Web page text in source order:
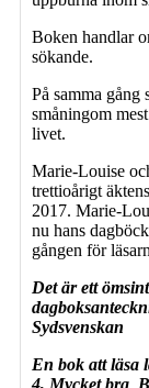
Boken handlar
sökande.
På samma gång
småningom
livet.
Marie-Louise
trettioårigt
2017. Marie-
nu hans
gången för
Det är ett
Sydsvenskan
En bok att läsa
4, Mycket bra